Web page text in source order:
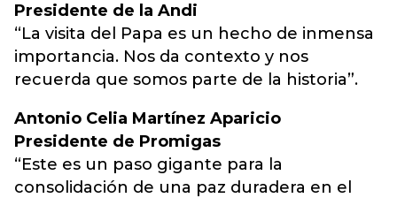
Presidente de la Andi
“La visita del Papa es un hecho de inmensa
importancia. Nos da contexto y nos
recuerda que somos parte de la historia”.
Antonio Celia Martínez Aparicio
Presidente de Promigas
“Este es un paso gigante para la
consolidación de una paz duradera en el